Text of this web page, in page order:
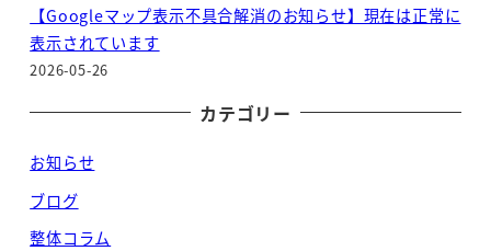
【Googleマップ表示不具合解消のお知らせ】現在は正常に
表示されています
2026-05-26
カテゴリー
お知らせ
ブログ
整体コラム